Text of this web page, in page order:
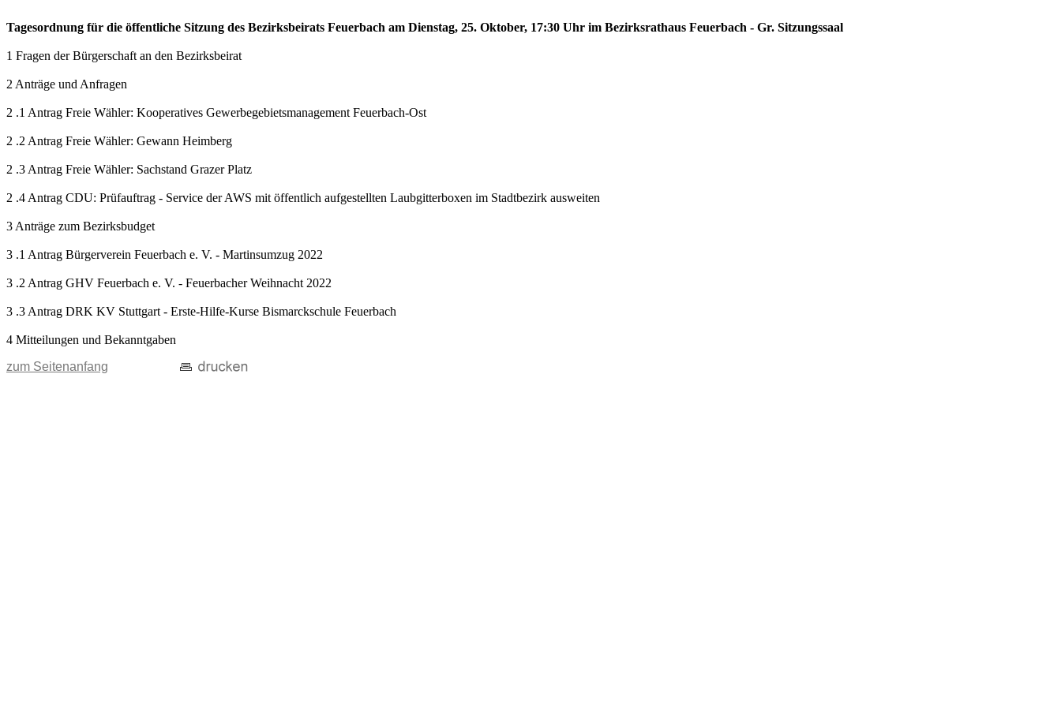
Tagesordnung für die öffentliche Sitzung des Bezirksbeirats Feuerbach am Dienstag, 25. Oktober, 17:30 Uhr im Bezirksrathaus Feuerbach - Gr. Sitzungssaal
1 Fragen der Bürgerschaft an den Bezirksbeirat
2 Anträge und Anfragen
2 .1 Antrag Freie Wähler: Kooperatives Gewerbegebietsmanagement Feuerbach-Ost
2 .2 Antrag Freie Wähler: Gewann Heimberg
2 .3 Antrag Freie Wähler: Sachstand Grazer Platz
2 .4 Antrag CDU: Prüfauftrag - Service der AWS mit öffentlich aufgestellten Laubgitterboxen im Stadtbezirk ausweiten
3 Anträge zum Bezirksbudget
3 .1 Antrag Bürgerverein Feuerbach e. V. - Martinsumzug 2022
3 .2 Antrag GHV Feuerbach e. V. - Feuerbacher Weihnacht 2022
3 .3 Antrag DRK KV Stuttgart - Erste-Hilfe-Kurse Bismarckschule Feuerbach
4 Mitteilungen und Bekanntgaben
zum Seitenanfang